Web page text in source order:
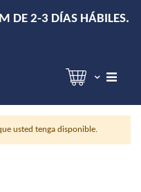
3 DÍAS HÁBILES.
usted tenga disponible.